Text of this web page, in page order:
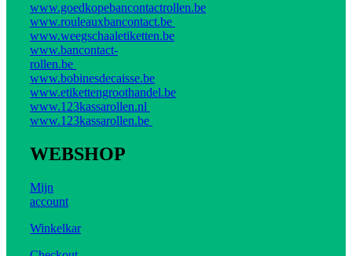
www.goedkopebancontactrollen.be
www.rouleauxbancontact.be
www.weegschaaletiketten.be
www.bancontact-
rollen.be
www.bobinesdecaisse.be
www.etikettengroothandel.be
www.123kassarollen.nl
www.123kassarollen.be
WEBSHOP
Mijn
account
Winkelkar